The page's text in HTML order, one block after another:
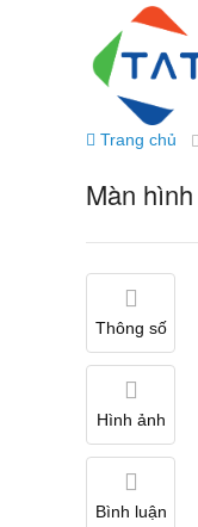
Trang chủ
Màn
Thông số
Hình ảnh
Bình luận